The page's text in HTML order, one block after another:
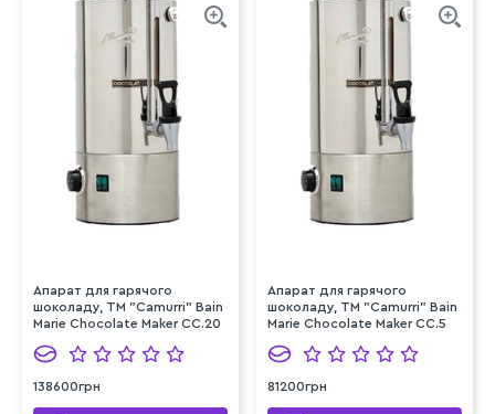
Апарат для гарячого
шоколаду, TM "Camurri" Bain
Marie Chocolate Maker CC.20
138600грн
Апарат для гарячого
шоколаду, TM "Camurri" Bain
Marie Chocolate Maker CC.5
81200грн